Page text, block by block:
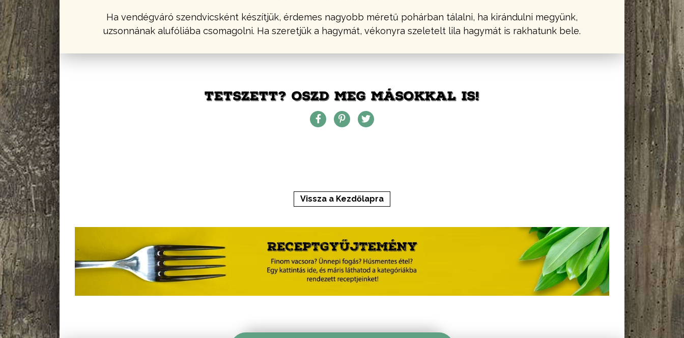
Ha vendégváró szendvicsként készítjük, érdemes nagyobb méretű pohárban tálalni, ha kirándulni megyünk,
uzsonnának alufóliába csomagolni. Ha szeretjük a hagymát, vékonyra szeletelt lila hagymát is rakhatunk bele.
TETSZETT? OSZD MEG MÁSOKKAL IS!
Vissza a Kezdőlapra